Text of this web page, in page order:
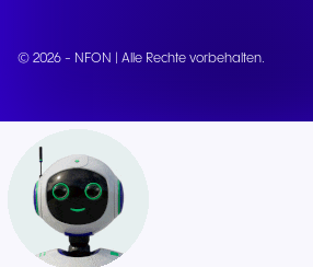
© 2026 - NFON | Alle Rechte vorbehalten.